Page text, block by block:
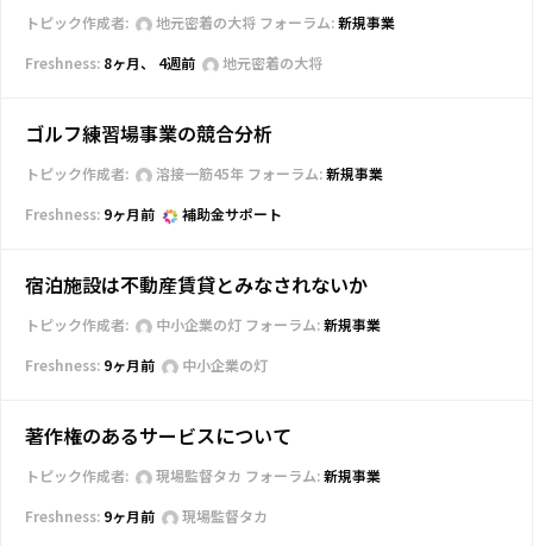
トピック作成者: 地元密着の大将 フォーラム:新規事業
8ヶ月、 4週前
地元密着の大将
ゴルフ練習場事業の競合分析
トピック作成者: 溶接一筋45年 フォーラム:新規事業
9ヶ月前
補助金サポート
宿泊施設は不動産賃貸とみなされないか
トピック作成者: 中小企業の灯 フォーラム:新規事業
9ヶ月前
中小企業の灯
著作権のあるサービスについて
トピック作成者: 現場監督タカ フォーラム:新規事業
9ヶ月前
現場監督タカ